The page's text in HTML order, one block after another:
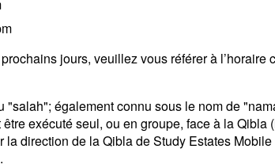
jours, veuillez vous référer à l’horaire
également connu sous le nom de
exécuté seul, ou en groupe, face à la Qibla
direction de la Qibla de Study Estates Mobile